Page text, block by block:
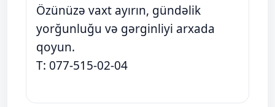
Özünüzə vaxt ayırın, gündəlik
yorğunluğu və gərginliyi arxada
qoyun.
T: 077-515-02-04